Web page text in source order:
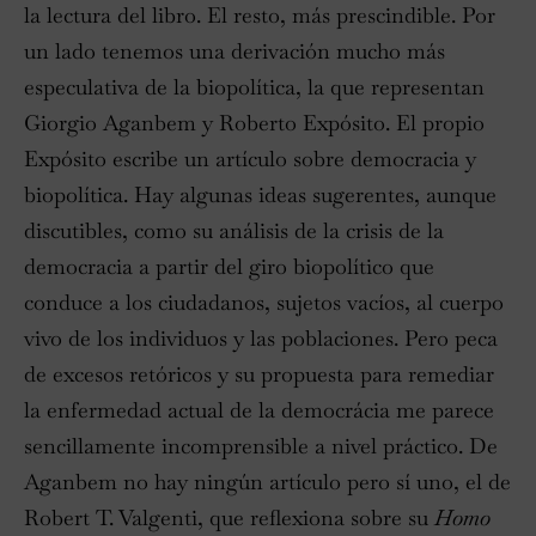
la lectura del libro. El resto, más prescindible. Por
un lado tenemos una derivación mucho más
especulativa de la biopolítica, la que representan
Giorgio Aganbem y Roberto Expósito. El propio
Expósito escribe un artículo sobre democracia y
biopolítica. Hay algunas ideas sugerentes, aunque
discutibles, como su análisis de la crisis de la
democracia a partir del giro biopolítico que
conduce a los ciudadanos, sujetos vacíos, al cuerpo
vivo de los individuos y las poblaciones. Pero peca
de excesos retóricos y su propuesta para remediar
la enfermedad actual de la democrácia me parece
sencillamente incomprensible a nivel práctico. De
Aganbem no hay ningún artículo pero sí uno, el de
Robert T. Valgenti, que reflexiona sobre su Homo